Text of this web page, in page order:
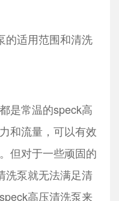
的适用范围和清洗
是常温的speck高
和流量，可以有效
但对于一些顽固的
洗泵就无法满足清
高压清洗泵来